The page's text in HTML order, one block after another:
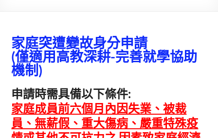
家庭突遭變故身分申請
(僅適用高教深耕-完善就學協助
機制)
申請時需具備以下條件:
家庭成員前六個月內因失業、被裁
員、無薪假、重大傷病、嚴重特殊疫